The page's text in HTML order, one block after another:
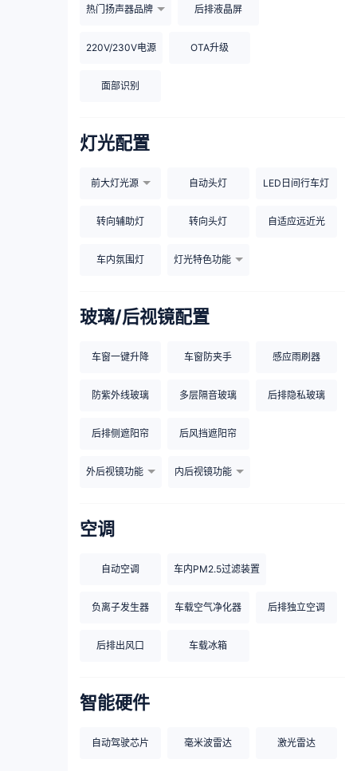
热门扬声器品牌 后排液晶屏
220V/230V电源 OTA升级
面部识别
灯光配置
前大灯光源 自动头灯 LED日间行车灯
转向辅助灯 转向头灯 自适应远近光
车内氛围灯 灯光特色功能
玻璃/后视镜配置
车窗一键升降 车窗防夹手 感应雨刷器
防紫外线玻璃 多层隔音玻璃 后排隐私玻璃
后排侧遮阳帘 后风挡遮阳帘
外后视镜功能 内后视镜功能
空调
自动空调 车内PM2.5过滤装置
负离子发生器 车载空气净化器 后排独立空调
后排出风口 车载冰箱
智能硬件
自动驾驶芯片 毫米波雷达 激光雷达